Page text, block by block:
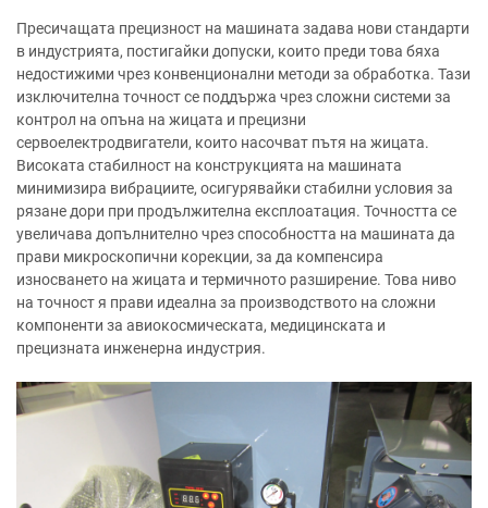
Пресичащата прецизност на машината задава нови стандарти
в индустрията, постигайки допуски, които преди това бяха
недостижими чрез конвенционални методи за обработка. Тази
изключителна точност се поддържа чрез сложни системи за
контрол на опъна на жицата и прецизни
сервоелектродвигатели, които насочват пътя на жицата.
Високата стабилност на конструкцията на машината
минимизира вибрациите, осигурявайки стабилни условия за
рязане дори при продължителна експлоатация. Точността се
увеличава допълнително чрез способността на машината да
прави микроскопични корекции, за да компенсира
износването на жицата и термичното разширение. Това ниво
на точност я прави идеална за производството на сложни
компоненти за авиокосмическата, медицинската и
прецизната инженерна индустрия.